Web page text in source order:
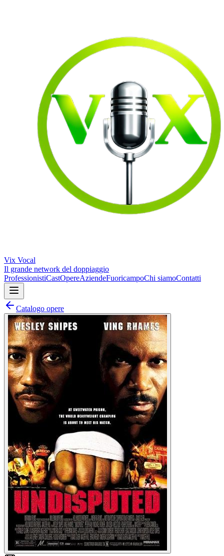
Vix Vocal
Il grande network del doppiaggio
ProfessionistiCastOpereAziendeFuoricampoChi siamoContatti
Catalogo opere